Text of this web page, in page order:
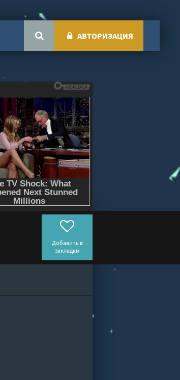
АВТОРИЗАЦИЯ
Добавить в
закладки